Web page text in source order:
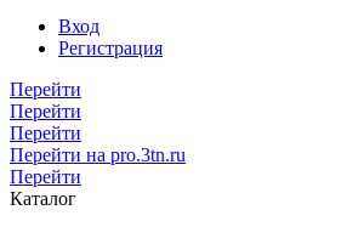
Вход
Регистрация
Перейти
Перейти
Перейти
Перейти на pro.3tn.ru
Перейти
Каталог